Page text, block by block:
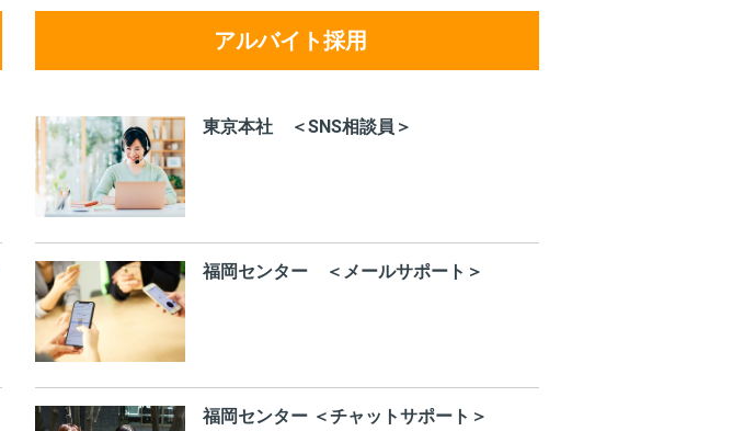
アルバイト採用
東京本社 ＜SNS相談員＞
福岡センター ＜メールサポート＞
福岡センター ＜チャットサポート＞